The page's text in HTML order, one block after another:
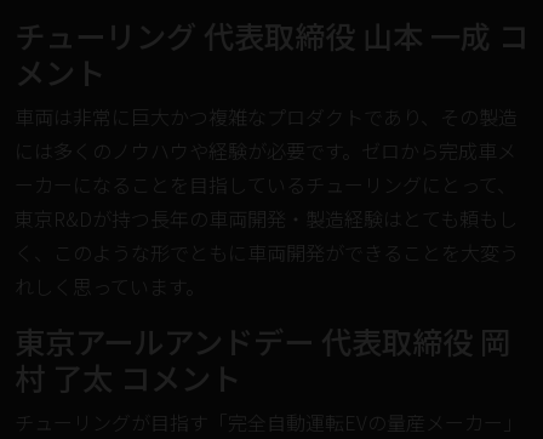
︎チューリング 代表取締役 山本 一成 コ
メント
車両は非常に巨大かつ複雑なプロダクトであり、その製造
には多くのノウハウや経験が必要です。ゼロから完成車メ
ーカーになることを目指しているチューリングにとって、
東京R&Dが持つ長年の車両開発・製造経験はとても頼もし
く、このような形でともに車両開発ができることを大変う
れしく思っています。
︎東京アールアンドデー 代表取締役 岡
村 了太 コメント
チューリングが目指す「完全自動運転EVの量産メーカー」